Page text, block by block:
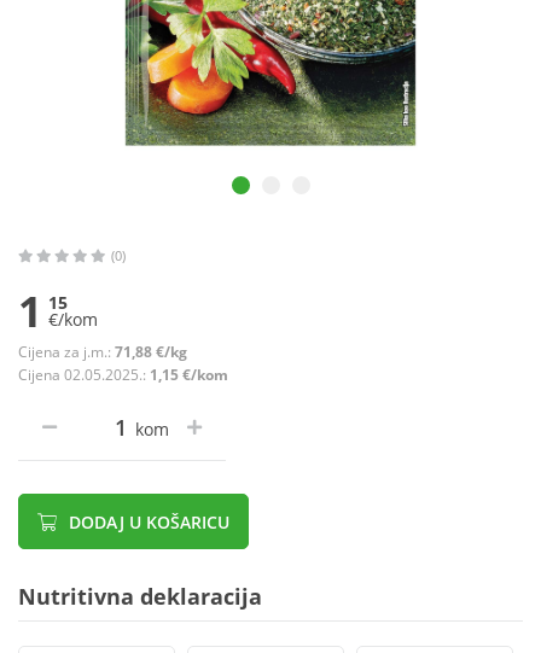
(0)
1 15
€/kom
Cijena za j.m.: 71,88 €/kg
Cijena 02.05.2025.: 1,15 €/kom
kom
DODAJ U KOŠARICU
Nutritivna deklaracija